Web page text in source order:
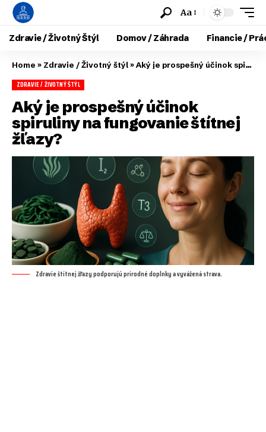
Aa
Zdravie / Životný Štýl Domov / Záhrada Financie /
Home » Zdravie / Životný štýl»Aký je prospešný účinok spiruliny na fungovanie štítnej žľazy?
ZDRAVIE / ŽIVOTNÝ ŠTÝL
Aký je prospešný účinok
spiruliny na fungovanie štítnej
žľazy?
Zdravie štítnej žľazy podporujú prírodné doplnky a vyvážená strava.